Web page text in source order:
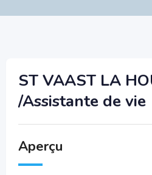
ST VAAST LA
/Assistante de vie
Aperçu